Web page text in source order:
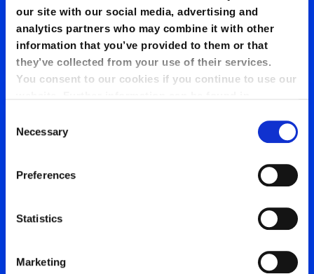
our site with our social media, advertising and
analytics partners who may combine it with other
information that you’ve provided to them or that
they’ve collected from your use of their services.
You consent to our cookies if you continue to use our
Selection
Necessary
Preferences
Statistics
Marketing